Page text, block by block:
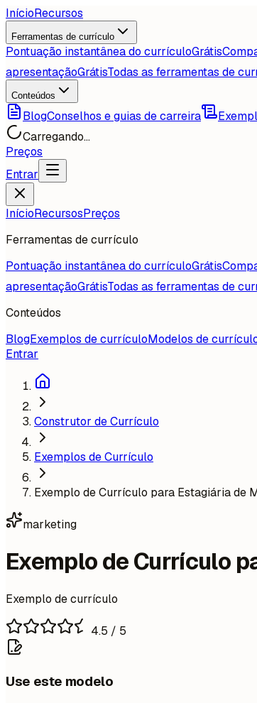
InícioRecursos
Ferramentas de currículo
Pontuação instantânea do currículoGrátis
apresentaçãoGrátisTodas as ferramentas de
Conteúdos
BlogConselhos e guias de carreira
Carregando...
Preços
Entrar
InícioRecursosPreços
Ferramentas de currículo
Pontuação instantânea do currículoGrátis
apresentaçãoGrátisTodas as ferramentas de
Conteúdos
BlogExemplos de currículoModelos de
Entrar
Construtor de Currículo
Exemplos de Currículo
Exemplo de Currículo para Estagiária de
marketing
Exemplo de Currículo
Exemplo de currículo
4.5 / 5
Use este modelo